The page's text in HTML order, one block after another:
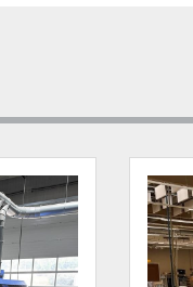
600.C Klebebinder
36 Klammern
Einfuhr einschl.